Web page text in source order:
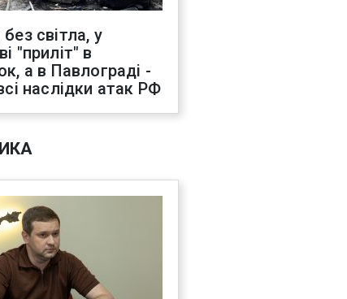
світла, у
"приліт" в
а в Павлограді -
наслідки атак РФ